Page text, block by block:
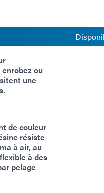
ou
une
de couleur
résiste
à air, au
à des
pelage